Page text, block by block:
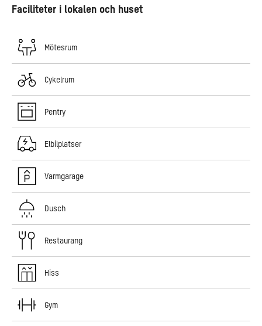
Faciliteter i lokalen och huset
Mötesrum
Cykelrum
Pentry
Elbilplatser
Varmgarage
Dusch
Restaurang
Hiss
Gym